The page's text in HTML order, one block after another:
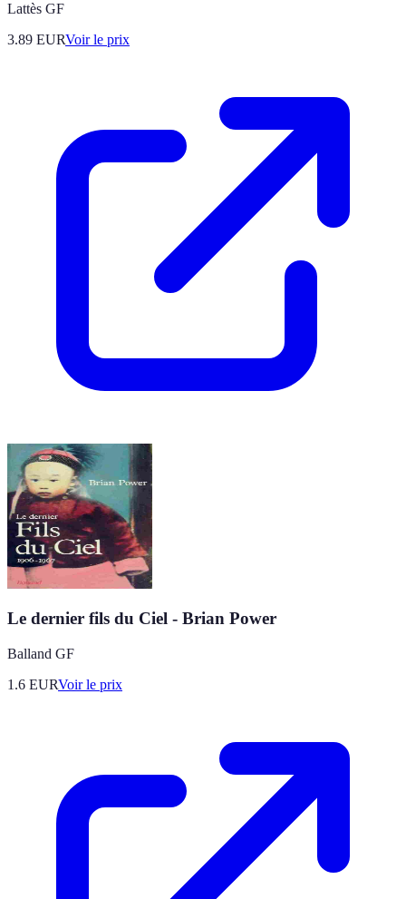
Lattès GF
3.89 EURVoir le prix
Le dernier fils du Ciel - Brian Power
Balland GF
1.6 EURVoir le prix